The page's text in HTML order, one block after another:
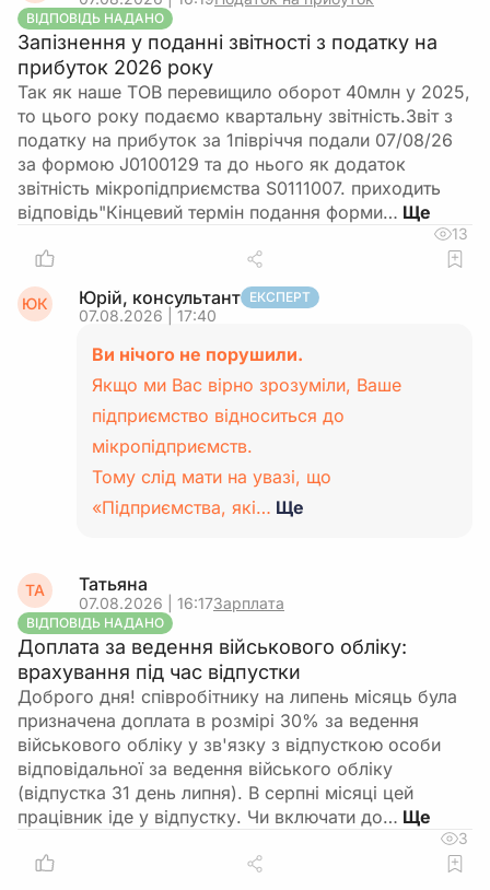
ВІДПОВІДЬ НАДАНО
Запізнення у поданні звітності з податку на
прибуток 2026 року
Так як наше ТОВ перевищило оборот 40млн у 2025,
то цього року подаємо квартальну звітність.Звіт з
податку на прибуток за 1півріччя подали 07/08/26
за формою J0100129 та до нього як додаток
звітність мікропідприємства S0111007. приходить
відповідь"Кінцевий термін подання форми…
13
ЮК Юрій, консультант ЕКСПЕРТ
07.08.2026 | 17:40
Ви нічого не порушили.
Якщо ми Вас вірно зрозуміли, Ваше
підприємство відноситься до
мікропідприємств.
Тому слід мати на увазі, що
«Підприємства, які… Ще
ТА Татьяна
07.08.2026 | 16:17Зарплата
ВІДПОВІДЬ НАДАНО
Доплата за ведення військового обліку:
врахування під час відпустки
Доброго дня! співробітнику на липень місяць була
призначена доплата в розмірі 30% за ведення
військового обліку у зв'язку з відпусткою особи
відповідальної за ведення війського обліку
(відпустка 31 день липня). В серпні місяці цей
працівник іде у відпустку. Чи включати до…
3